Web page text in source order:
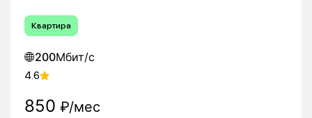
Квартира
200Мбит/с
4.6
850 ₽/мес